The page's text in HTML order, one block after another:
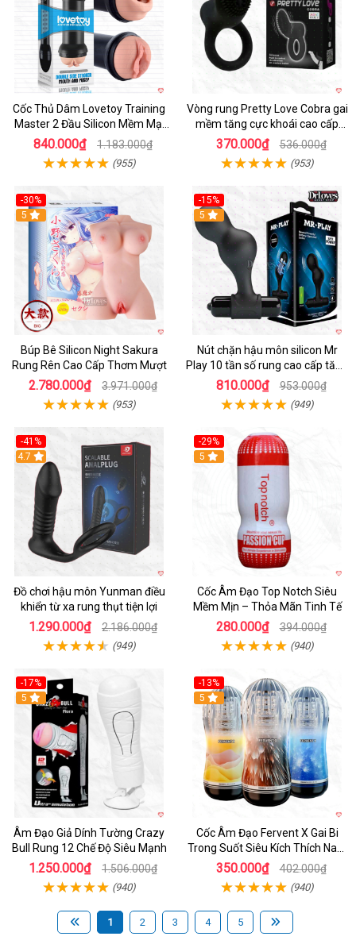
Cốc Thủ Dâm Lovetoy Training
Master 2 Đầu Silicon Mềm Mại
Tiện Lợi
840.000₫ 1.183.000₫
(955)
Vòng rung Pretty Love Cobra gai
mềm tăng cực khoái cao cấp
chính hãng
370.000₫ 536.000₫
(953)
-30%
Hot
5
Búp Bê Silicon Night Sakura
Rung Rên Cao Cấp Thơm Mượt
2.780.000₫ 3.971.000₫
(953)
-15%
Hot
5
Nút chặn hậu môn silicon Mr
Play 10 tần số rung cao cấp tăng
khoái cảm
810.000₫ 953.000₫
(949)
-41%
Hot
4.7
Đồ chơi hậu môn Yunman điều
khiển từ xa rung thụt tiện lợi
1.290.000₫ 2.186.000₫
(949)
-29%
5
Cốc Âm Đạo Top Notch Siêu
Mềm Mịn – Thỏa Mãn Tinh Tế
280.000₫ 394.000₫
(940)
-17%
5
Âm Đạo Giả Dính Tường Crazy
Bull Rung 12 Chế Độ Siêu Mạnh
1.250.000₫ 1.506.000₫
(940)
-13%
Hot
5
Cốc Âm Đạo Fervent X Gai Bi
Trong Suốt Siêu Kích Thích Nam
Giới
350.000₫ 402.000₫
(940)
1 2 3 4 5